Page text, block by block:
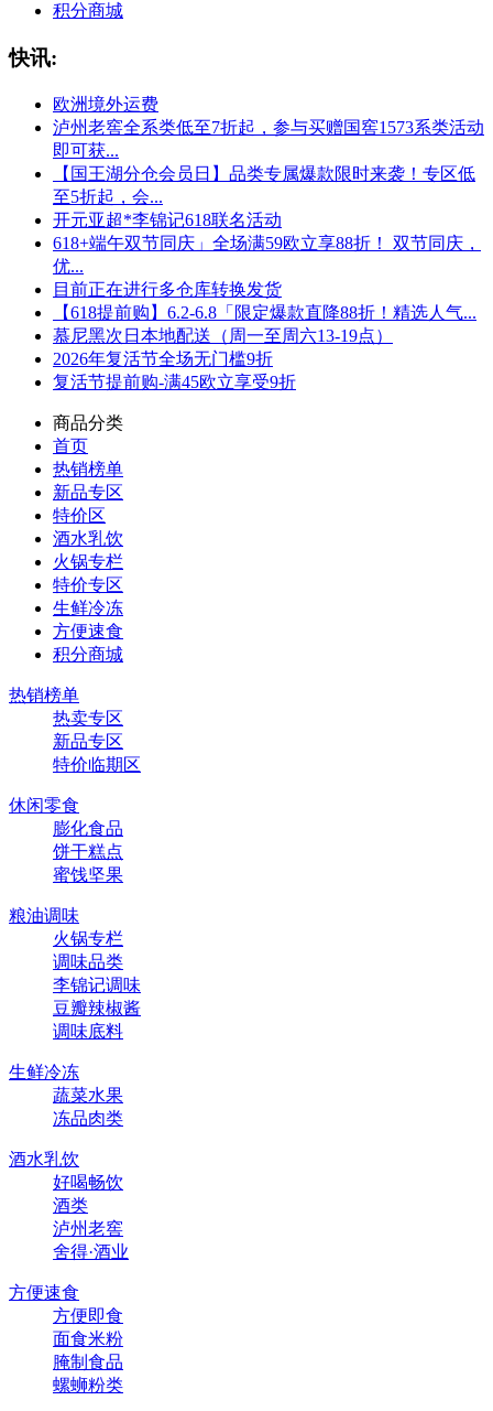
积分商城
快讯:
欧洲境外运费
泸州老窖全系类低至7折起，参与买赠国窖1573系类活动
即可获...
【国王湖分仓会员日】品类专属爆款限时来袭！专区低
至5折起，会...
开元亚超*李锦记618联名活动
618+端午双节同庆」全场满59欧立享88折！ 双节同庆，
优...
目前正在进行多仓库转换发货
【618提前购】6.2-6.8「限定爆款直降88折！精选人气...
慕尼黑次日本地配送（周一至周六13-19点）
2026年复活节全场无门槛9折
复活节提前购-满45欧立享受9折
商品分类
首页
热销榜单
新品专区
特价区
酒水乳饮
火锅专栏
特价专区
生鲜冷冻
方便速食
积分商城
热销榜单
热卖专区
新品专区
特价临期区
休闲零食
膨化食品
饼干糕点
蜜饯坚果
粮油调味
火锅专栏
调味品类
李锦记调味
豆瓣辣椒酱
调味底料
生鲜冷冻
蔬菜水果
冻品肉类
酒水乳饮
好喝畅饮
酒类
泸州老窖
舍得·酒业
方便速食
方便即食
面食米粉
腌制食品
螺蛳粉类